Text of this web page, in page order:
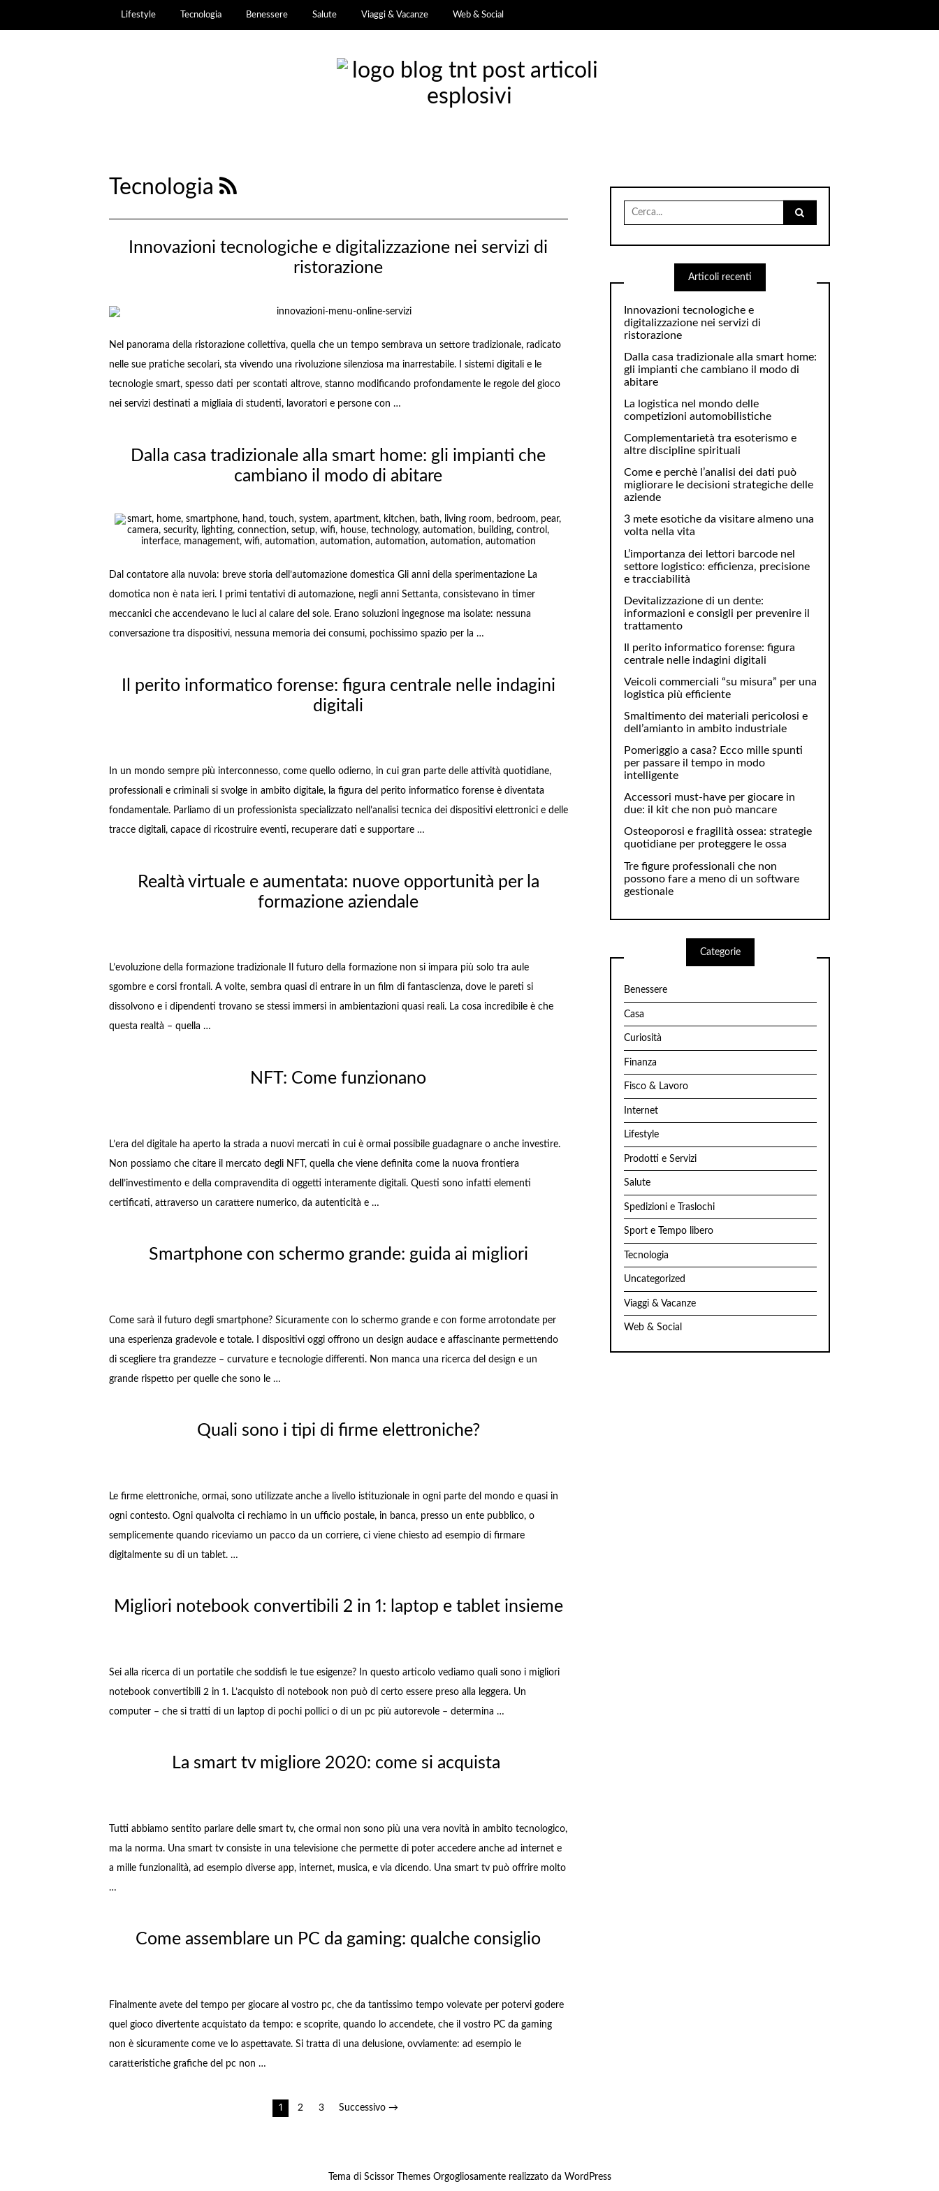
Lifestyle Tecnologia Benessere Salute Viaggi & Vacanze Web & Social
Tecnologia
Innovazioni tecnologiche e digitalizzazione nei servizi di
ristorazione
Nel panorama della ristorazione collettiva, quella che un tempo sembrava un settore tradizionale, radicato
nelle sue pratiche secolari, sta vivendo una rivoluzione silenziosa ma inarrestabile. I sistemi digitali e le
tecnologie smart, spesso dati per scontati altrove, stanno modificando profondamente le regole del gioco
nei servizi destinati a migliaia di studenti, lavoratori e persone con …
Dalla casa tradizionale alla smart home: gli impianti che
cambiano il modo di abitare
Dal contatore alla nuvola: breve storia dell’automazione domestica Gli anni della sperimentazione La
domotica non è nata ieri. I primi tentativi di automazione, negli anni Settanta, consistevano in timer
meccanici che accendevano le luci al calare del sole. Erano soluzioni ingegnose ma isolate: nessuna
conversazione tra dispositivi, nessuna memoria dei consumi, pochissimo spazio per la …
Il perito informatico forense: figura centrale nelle indagini
digitali
In un mondo sempre più interconnesso, come quello odierno, in cui gran parte delle attività quotidiane,
professionali e criminali si svolge in ambito digitale, la figura del perito informatico forense è diventata
fondamentale. Parliamo di un professionista specializzato nell’analisi tecnica dei dispositivi elettronici e delle
tracce digitali, capace di ricostruire eventi, recuperare dati e supportare …
Realtà virtuale e aumentata: nuove opportunità per la
formazione aziendale
L’evoluzione della formazione tradizionale Il futuro della formazione non si impara più solo tra aule
sgombre e corsi frontali. A volte, sembra quasi di entrare in un film di fantascienza, dove le pareti si
dissolvono e i dipendenti trovano se stessi immersi in ambientazioni quasi reali. La cosa incredibile è che
questa realtà – quella …
NFT: Come funzionano
L’era del digitale ha aperto la strada a nuovi mercati in cui è ormai possibile guadagnare o anche investire.
Non possiamo che citare il mercato degli NFT, quella che viene definita come la nuova frontiera
dell’investimento e della compravendita di oggetti interamente digitali. Questi sono infatti elementi
certificati, attraverso un carattere numerico, da autenticità e …
Smartphone con schermo grande: guida ai migliori
Come sarà il futuro degli smartphone? Sicuramente con lo schermo grande e con forme arrotondate per
una esperienza gradevole e totale. I dispositivi oggi offrono un design audace e affascinante permettendo
di scegliere tra grandezze – curvature e tecnologie differenti. Non manca una ricerca del design e un
grande rispetto per quelle che sono le …
Quali sono i tipi di firme elettroniche?
Le firme elettroniche, ormai, sono utilizzate anche a livello istituzionale in ogni parte del mondo e quasi in
ogni contesto. Ogni qualvolta ci rechiamo in un ufficio postale, in banca, presso un ente pubblico, o
semplicemente quando riceviamo un pacco da un corriere, ci viene chiesto ad esempio di firmare
digitalmente su di un tablet. …
Migliori notebook convertibili 2 in 1: laptop e tablet insieme
Sei alla ricerca di un portatile che soddisfi le tue esigenze? In questo articolo vediamo quali sono i migliori
notebook convertibili 2 in 1. L’acquisto di notebook non può di certo essere preso alla leggera. Un
computer – che si tratti di un laptop di pochi pollici o di un pc più autorevole – determina …
La smart tv migliore 2020: come si acquista
Tutti abbiamo sentito parlare delle smart tv, che ormai non sono più una vera novità in ambito tecnologico,
ma la norma. Una smart tv consiste in una televisione che permette di poter accedere anche ad internet e
a mille funzionalità, ad esempio diverse app, internet, musica, e via dicendo. Una smart tv può offrire molto
…
Come assemblare un PC da gaming: qualche consiglio
Finalmente avete del tempo per giocare al vostro pc, che da tantissimo tempo volevate per potervi godere
quel gioco divertente acquistato da tempo: e scoprite, quando lo accendete, che il vostro PC da gaming
non è sicuramente come ve lo aspettavate. Si tratta di una delusione, ovviamente: ad esempio le
caratteristiche grafiche del pc non …
1 2 3 Successivo →
per:
Articoli recenti
Innovazioni tecnologiche e
digitalizzazione nei servizi di
ristorazione
Dalla casa tradizionale alla smart home:
gli impianti che cambiano il modo di
abitare
La logistica nel mondo delle
competizioni automobilistiche
Complementarietà tra esoterismo e
altre discipline spirituali
Come e perchè l’analisi dei dati può
migliorare le decisioni strategiche delle
aziende
3 mete esotiche da visitare almeno una
volta nella vita
L’importanza dei lettori barcode nel
settore logistico: efficienza, precisione
e tracciabilità
Devitalizzazione di un dente:
informazioni e consigli per prevenire il
trattamento
Il perito informatico forense: figura
centrale nelle indagini digitali
Veicoli commerciali “su misura” per una
logistica più efficiente
Smaltimento dei materiali pericolosi e
dell’amianto in ambito industriale
Pomeriggio a casa? Ecco mille spunti
per passare il tempo in modo
intelligente
Accessori must-have per giocare in
due: il kit che non può mancare
Osteoporosi e fragilità ossea: strategie
quotidiane per proteggere le ossa
Tre figure professionali che non
possono fare a meno di un software
gestionale
Categorie
Benessere
Casa
Curiosità
Finanza
Fisco & Lavoro
Internet
Lifestyle
Prodotti e Servizi
Salute
Spedizioni e Traslochi
Sport e Tempo libero
Tecnologia
Uncategorized
Viaggi & Vacanze
Web & Social
Tema di Scissor ThemesOrgogliosamente realizzato da WordPress